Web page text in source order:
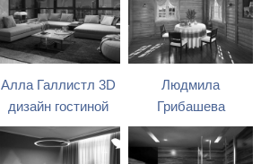
Алла Галлистл 3D
дизайн гостиной
Людмила
Грибашева